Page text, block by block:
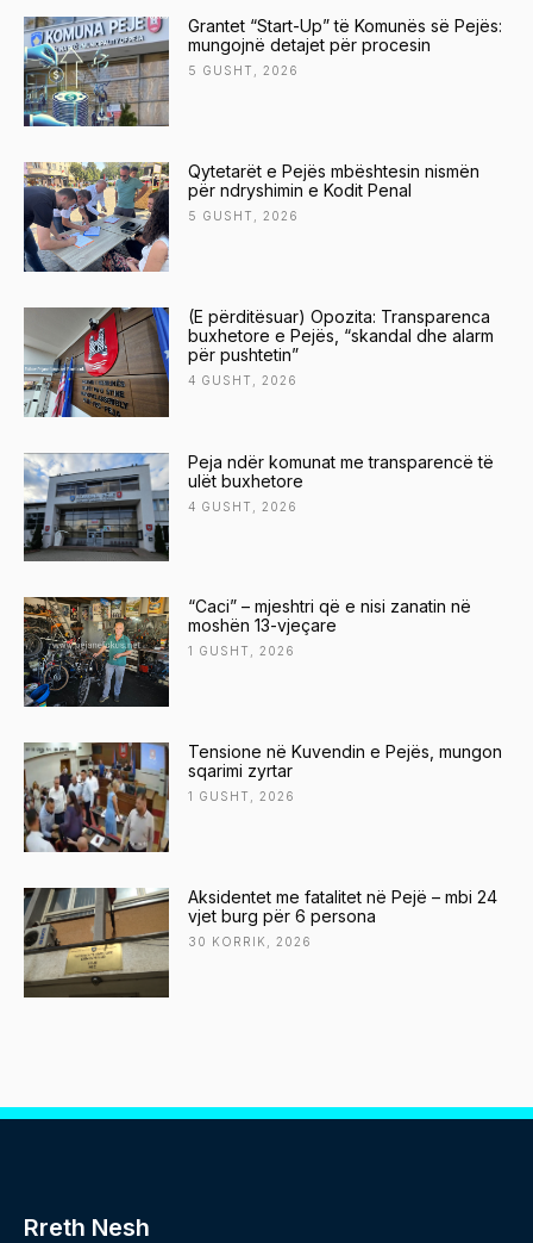
Grantet “Start-Up” të Komunës së Pejës:
mungojnë detajet për procesin
5 GUSHT, 2026
Qytetarët e Pejës mbështesin nismën
për ndryshimin e Kodit Penal
5 GUSHT, 2026
(E përditësuar) Opozita: Transparenca
buxhetore e Pejës, “skandal dhe alarm
për pushtetin”
4 GUSHT, 2026
Peja ndër komunat me transparencë të
ulët buxhetore
4 GUSHT, 2026
“Caci” – mjeshtri që e nisi zanatin në
moshën 13-vjeçare
1 GUSHT, 2026
Tensione në Kuvendin e Pejës, mungon
sqarimi zyrtar
1 GUSHT, 2026
Aksidentet me fatalitet në Pejë – mbi 24
vjet burg për 6 persona
30 KORRIK, 2026
Rreth Nesh